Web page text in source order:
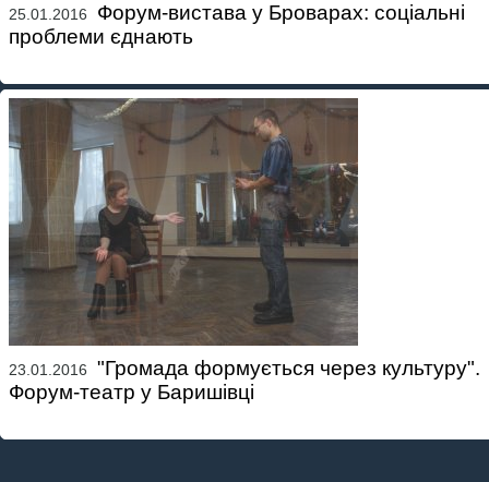
25.01.2016
Форум-вистава у Броварах: соціальні
проблеми єднають
23.01.2016
"Громада формується через культуру".
Форум-театр у Баришівці